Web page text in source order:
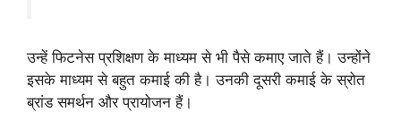
उन्हें फिटनेस प्रशिक्षण के माध्यम से भी पैसे कमाए जाते हैं। उन्होंने
इसके माध्यम से बहुत कमाई की है। उनकी दूसरी कमाई के स्रोत
ब्रांड समर्थन और प्रायोजन हैं।